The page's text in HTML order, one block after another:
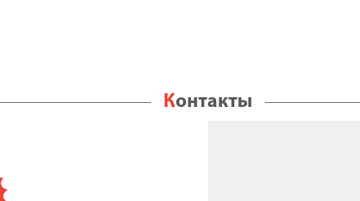
Контакты